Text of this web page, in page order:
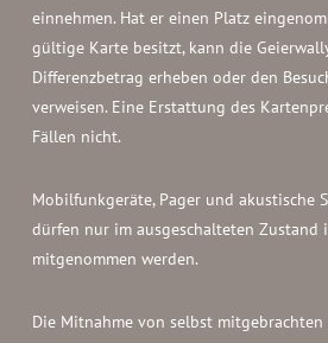
einnehmen. Hat er einen Platz
gültige Karte besitzt, kann die
Differenzbetrag erheben oder den
verweisen. Eine Erstattung des
Fällen nicht.
Mobilfunkgeräte, Pager und akustische
dürfen nur im ausgeschalteten Zustand
mitgenommen werden.
Die Mitnahme von selbst mitgebrachten